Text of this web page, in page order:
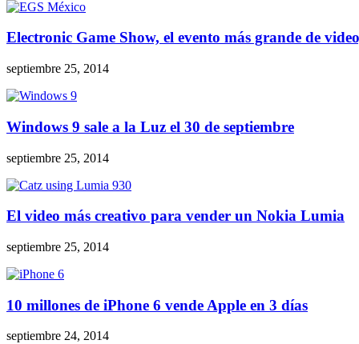
Electronic Game Show, el evento más grande de
septiembre 25, 2014
Windows 9 sale a la Luz el 30 de septiembre
septiembre 25, 2014
El video más creativo para vender un Nokia Lumia
septiembre 25, 2014
10 millones de iPhone 6 vende Apple en 3 días
septiembre 24, 2014